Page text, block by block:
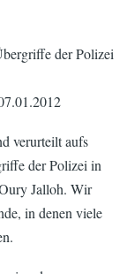
der Polizei
verurteilt aufs
der Polizei in
Jalloh. Wir
in denen viele